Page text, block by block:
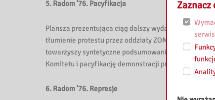
5. Radom ’76. Pacyfikacja
Plansza prezentująca ciąg dalszy wydarzeń na osi
tłumienie protestu przez oddziały ZOMO – do godz.
towarzyszy syntetyczne podsumowanie wydarzeń
Komitetu i pacyfikację demonstracji przez oddziały
6. Radom ’76. Represje
Zaznacz